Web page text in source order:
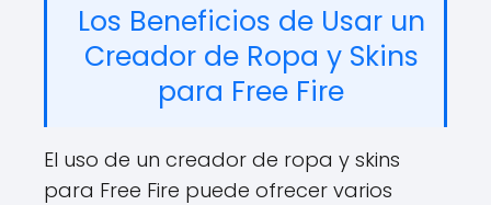
Los Beneficios de Usar un
Creador de Ropa y Skins
para Free Fire
El uso de un creador de ropa y skins
para Free Fire puede ofrecer varios